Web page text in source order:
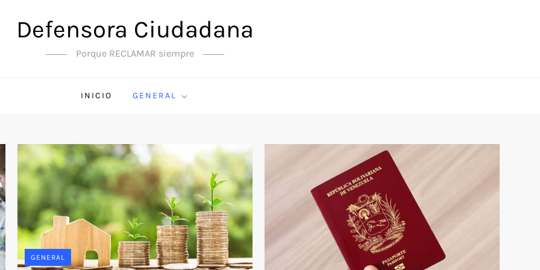
Defensora Ciudadana
Porque RECLAMAR siempre
INICIO GENERAL
GENERAL